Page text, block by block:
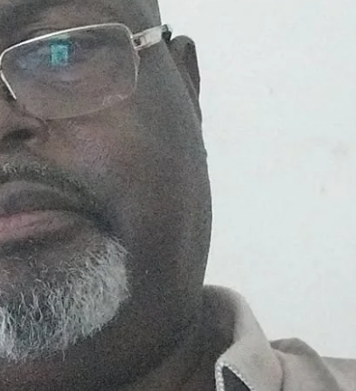
mobilise les
investisseurs
autour de
l’ambition
d’une RDC,
destination
phare de
l’investisseme
nt en Afrique